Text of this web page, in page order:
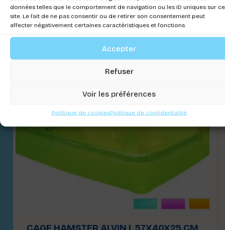
données telles que le comportement de navigation ou les ID uniques sur ce
site. Le fait de ne pas consentir ou de retirer son consentement peut
affecter négativement certaines caractéristiques et fonctions.
Accepter
Refuser
Voir les préférences
Politique de cookiesPolitique de confidentialité